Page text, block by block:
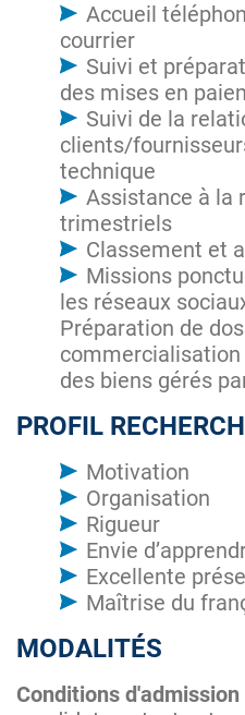
Accueil
courrier
Suivi et
des mises en
Suivi de la
clients/
technique
Assistance à la
trimestriels
Classement et
Missions
les réseaux
Préparation de
des biens gérés
PROFIL
Motivation
Organisation
Rigueur
Envie
Excellente
Maîtrise du
MODALITÉS
Conditions d'admission